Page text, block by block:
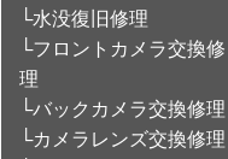
└水没復旧修理
└フロントカメラ交換修
理
└バックカメラ交換修理
└カメラレンズ交換修理